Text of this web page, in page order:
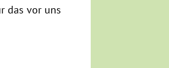
das vor uns